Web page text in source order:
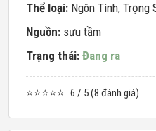
Thể loại: Ngôn Tình, Trọng
Nguồn: sưu tầm
Trạng thái: Đang ra
⭐⭐⭐⭐⭐ 6 / 5 (8 đánh giá)